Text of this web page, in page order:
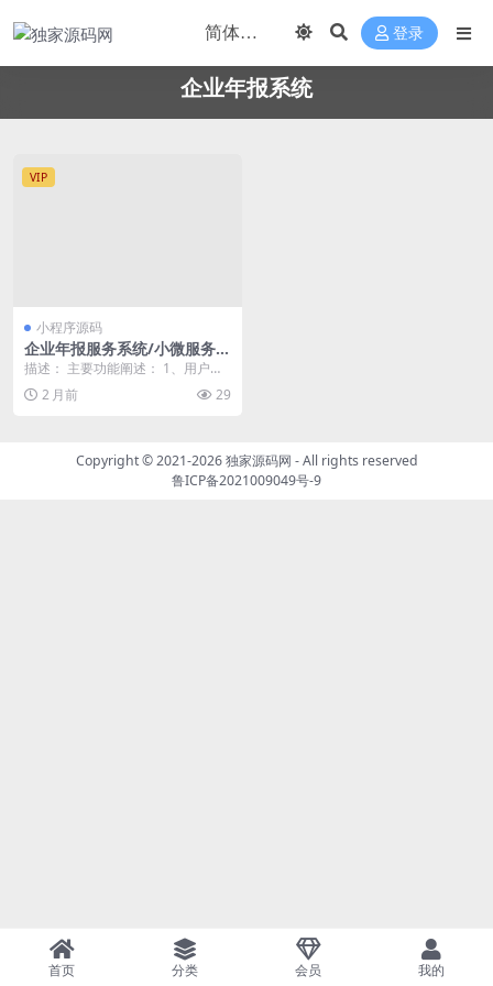
登录
企业年报系统
VIP
小程序源码
企业年报服务系统/小微服务助
手系统电销年报系统企业年审
描述： 主要功能阐述： 1、用户通
过搜索企业名称，查找到对应企业
以后， 2、选择...
2 月前 29
Copyright © 2021-2026独家源码网 - All rights reserved
鲁ICP备2021009049号-9
首页 分类 会员 我的